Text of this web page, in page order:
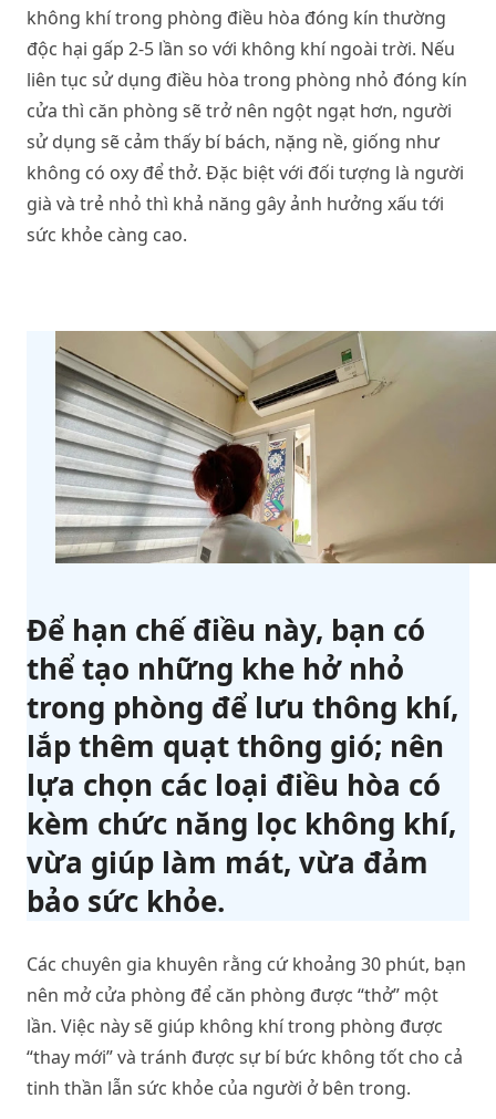
không khí trong phòng điều hòa đóng kín thường
độc hại gấp 2-5 lần so với không khí ngoài trời. Nếu
liên tục sử dụng điều hòa trong phòng nhỏ đóng kín
cửa thì căn phòng sẽ trở nên ngột ngạt hơn, người
sử dụng sẽ cảm thấy bí bách, nặng nề, giống như
không có oxy để thở. Đặc biệt với đối tượng là người
già và trẻ nhỏ thì khả năng gây ảnh hưởng xấu tới
sức khỏe càng cao.
Để hạn chế điều này, bạn có
thể tạo những khe hở nhỏ
trong phòng để lưu thông khí,
lắp thêm quạt thông gió; nên
lựa chọn các loại điều hòa có
kèm chức năng lọc không khí,
vừa giúp làm mát, vừa đảm
bảo sức khỏe.
Các chuyên gia khuyên rằng cứ khoảng 30 phút, bạn
nên mở cửa phòng để căn phòng được “thở” một
lần. Việc này sẽ giúp không khí trong phòng được
“thay mới” và tránh được sự bí bức không tốt cho cả
tinh thần lẫn sức khỏe của người ở bên trong.